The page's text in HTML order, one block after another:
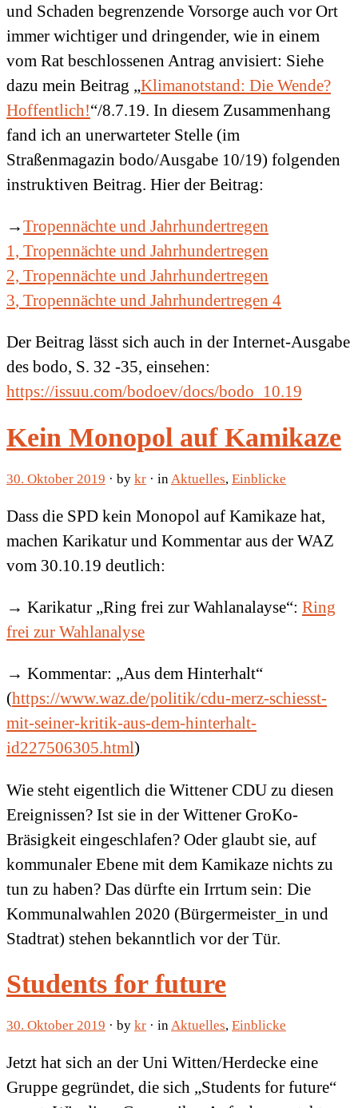
und Schaden begrenzende Vorsorge auch vor Ort
immer wichtiger und dringender, wie in einem
vom Rat beschlossenen Antrag anvisiert: Siehe
dazu mein Beitrag „Klimanotstand: Die Wende?
Hoffentlich!“/8.7.19. In diesem Zusammenhang
fand ich an unerwarteter Stelle (im
Straßenmagazin bodo/Ausgabe 10/19) folgenden
instruktiven Beitrag. Hier der Beitrag:
→Tropennächte und Jahrhundertregen
1, Tropennächte und Jahrhundertregen
2, Tropennächte und Jahrhundertregen
3, Tropennächte und Jahrhundertregen 4
Der Beitrag lässt sich auch in der Internet-Ausgabe
des bodo, S. 32 -35, einsehen:
https://issuu.com/bodoev/docs/bodo_10.19
Kein Monopol auf Kamikaze
30. Oktober 2019 · by kr · in Aktuelles, Einblicke
Dass die SPD kein Monopol auf Kamikaze hat,
machen Karikatur und Kommentar aus der WAZ
vom 30.10.19 deutlich:
→ Karikatur „Ring frei zur Wahlanalayse“: Ring
frei zur Wahlanalyse
→ Kommentar: „Aus dem Hinterhalt“
(https://www.waz.de/politik/cdu-merz-schiesst-
mit-seiner-kritik-aus-dem-hinterhalt-
id227506305.html)
Wie steht eigentlich die Wittener CDU zu diesen
Ereignissen? Ist sie in der Wittener GroKo-
Bräsigkeit eingeschlafen? Oder glaubt sie, auf
kommunaler Ebene mit dem Kamikaze nichts zu
tun zu haben? Das dürfte ein Irrtum sein: Die
Kommunalwahlen 2020 (Bürgermeister_in und
Stadtrat) stehen bekanntlich vor der Tür.
Students for future
30. Oktober 2019 · by kr · inAktuelles, Einblicke
Jetzt hat sich an der Uni Witten/Herdecke eine
Gruppe gegründet, die sich „Students for future“